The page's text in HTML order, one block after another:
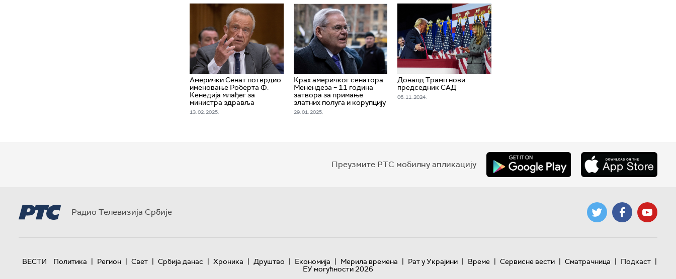
Амерички Сенат потврдио
именовање Роберта Ф.
Кенедија млађег за
министра здравља
13. 02. 2025.
Крах америчког сенатора
Менендеза – 11 година
затвора за примање
златних полуга и корупцију
29. 01. 2025.
Доналд Трамп нови
председник САД
06. 11. 2024.
Преузмите РТС мобилну апликацију
Радио Телевизија Србије
ВЕСТИ Политика | Регион | Свет | Србија данас | Хроника | Друштво | Економија | Мерила времена | Рат у Украјини | Време | Сервисне вести | Сматрачница | Подкаст |
ЕУ могућности 2026